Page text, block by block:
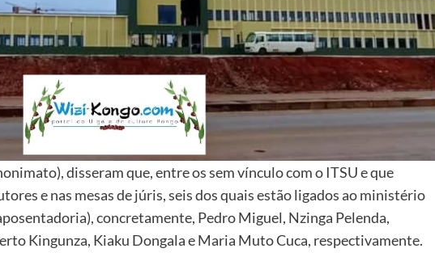
disseram que, entre os sem vínculo com o ITSU e que
e nas mesas de júris, seis dos quais estão ligados ao ministério
concretamente, Pedro Miguel, Nzinga Pelenda,
Kingunza, Kiaku Dongala e Maria Muto Cuca, respectivamente.